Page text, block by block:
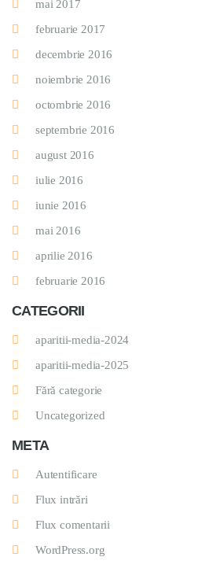
mai 2017
februarie 2017
decembrie 2016
noiembrie 2016
octombrie 2016
septembrie 2016
august 2016
iulie 2016
iunie 2016
mai 2016
aprilie 2016
februarie 2016
CATEGORII
aparitii-media-2024
aparitii-media-2025
Fără categorie
Uncategorized
META
Autentificare
Flux intrări
Flux comentarii
WordPress.org